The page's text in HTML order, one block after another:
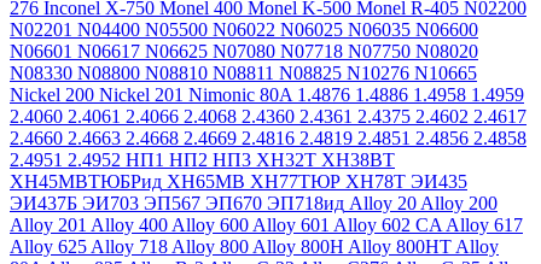
276 Inconel X-750 Monel 400 Monel K-500 Monel R-405 N02200
N02201 N04400 N05500 N06022 N06025 N06035 N06600
N06601 N06617 N06625 N07080 N07718 N07750 N08020
N08330 N08800 N08810 N08811 N08825 N10276 N10665
Nickel 200 Nickel 201 Nimonic 80A 1.4876 1.4886 1.4958 1.4959
2.4060 2.4061 2.4066 2.4068 2.4360 2.4361 2.4375 2.4602 2.4617
2.4660 2.4663 2.4668 2.4669 2.4816 2.4819 2.4851 2.4856 2.4858
2.4951 2.4952 НП1 НП2 НП3 ХН32Т ХН38ВТ
ХН45МВТЮБРид ХН65МВ ХН77ТЮР ХН78Т ЭИ435
ЭИ437Б ЭИ703 ЭП567 ЭП670 ЭП718ид Alloy 20 Alloy 200
Alloy 201 Alloy 400 Alloy 600 Alloy 601 Alloy 602 CA Alloy 617
Alloy 625 Alloy 718 Alloy 800 Alloy 800H Alloy 800HT Alloy